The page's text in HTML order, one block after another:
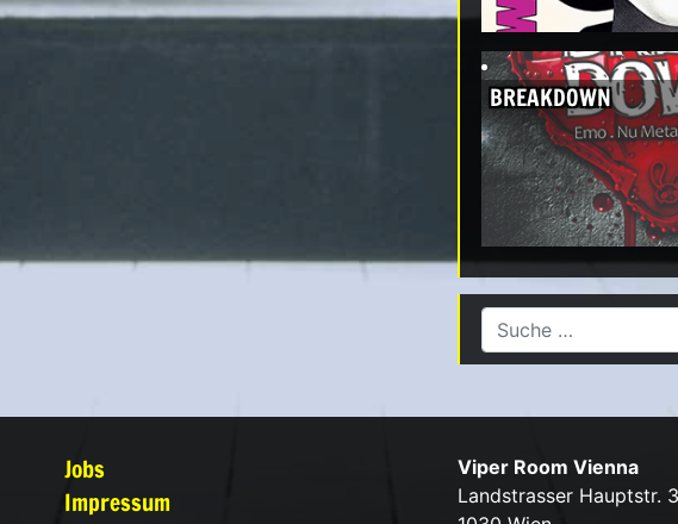
BREAKDOWN
Suche nach:
Jobs
Impressum
Viper Room Vienna
Landstrasser Hauptstr.